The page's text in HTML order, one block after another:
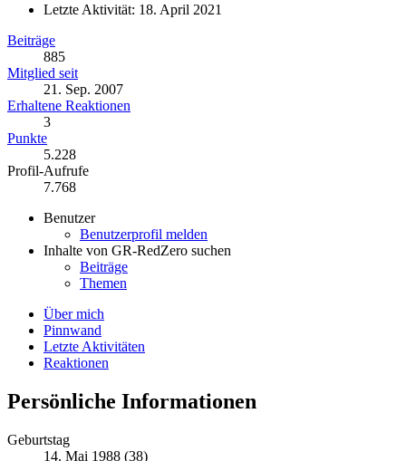
Letzte Aktivität: 18. April 2021
Beiträge
885
Mitglied seit
21. Sep. 2007
Erhaltene Reaktionen
3
Punkte
5.228
Profil-Aufrufe
7.768
Benutzer
Benutzerprofil melden
Inhalte von GR-RedZero suchen
Beiträge
Themen
Über mich
Pinnwand
Letzte Aktivitäten
Reaktionen
Persönliche Informationen
Geburtstag
14. Mai 1988 (38)